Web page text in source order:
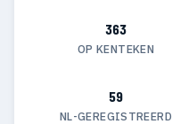
363
OP KENTEKEN
59
NL-GEREGISTREERD